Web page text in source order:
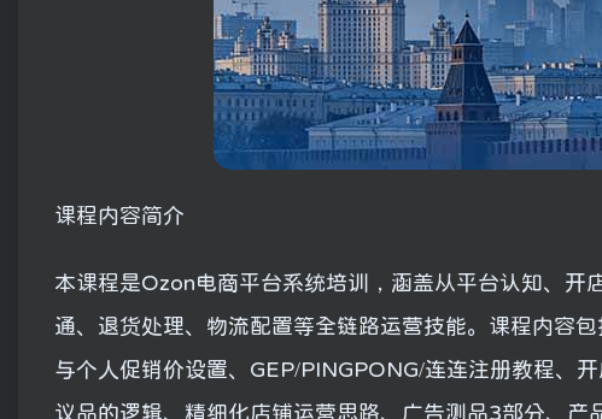
课程内容简介
本课程是Ozon电商平台系统培训，涵盖从平台认知、开
通、退货处理、物流配置等全链路运营技能。课程内容
与个人促销价设置、GEP/PINGPONG/连连注册教程、
议品的逻辑、精细化店铺运营思路、广告测品3部分、